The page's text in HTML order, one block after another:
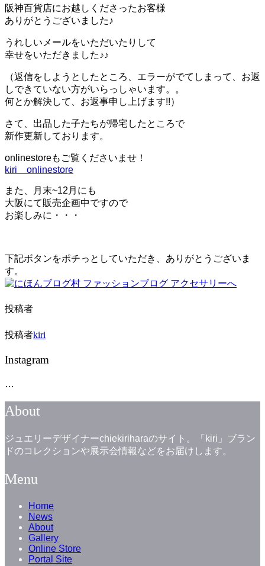
ナ
ビ
ゲ
ー
シ
ョ
を
切
り
え
る
日:
阪神百貨店にお越しくださったお客様
ありがとうございました♪
うれしいメールをいただいたりして
幸せをいただきました♪♪
（返信をしようとしたところ、エラーがでてしまって、お返
しできていない方がいらっしゃいます。。
何とか解決して、お返事申し上げます!!）
さて、出品した子たちが帰宅したところで
新作更新しております。
onlinestoreもご覧くださいませ！
kiri onlinestore
また、月末~12月にも
大阪にて販売企画中ですので
お楽しみに・・・
下記ボタンをポチっとしていただき、ありがとうございま
す。
投稿者
投稿者kiri
Instagram
…
About
ジュエリーデザイナーchiekiriharaのサイト。「kiri」ブラン
ドのコレクションや展示会情報などをお届けします。
Menu
Home
News
About
Gallery
Online Store
Portal Site